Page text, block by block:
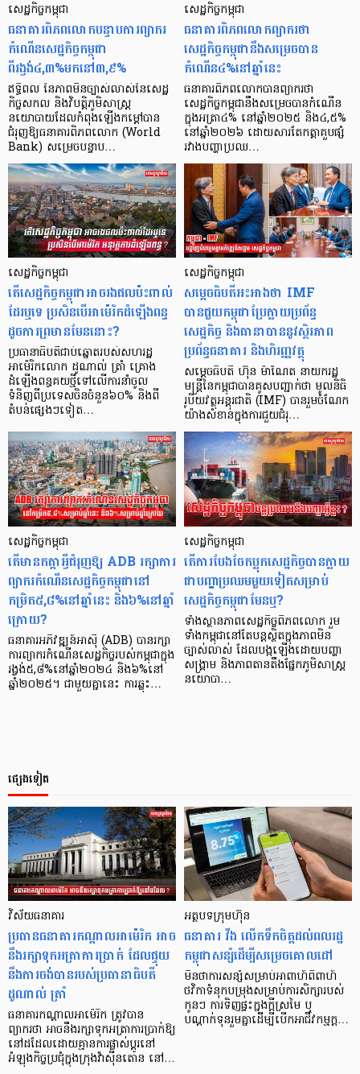
សេដ្ឋកិច្ចកម្ពុជា
ធនាគារពិភពលោកបន្ទាបការព្យាករ
កំណើនសេដ្ឋកិច្ចកម្ពុជា
ពីរង្វង់៤,៣%មកនៅ៣,៩%
ឥទ្ធិពល នៃភាពមិនច្បាស់លាស់នៃសេដ្ឋ
កិច្ចសកល និងវិបត្តិភូមិសាស្ត្រ
នយោបាយដែលកំពុងឡើងកម្ដៅបាន
ជំរុញឱ្យធនាគារពិភពលោក (World
Bank) សម្រេចបន្ទាប…
សេដ្ឋកិច្ចកម្ពុជា
ធនាគារពិភពលោកព្យាករថា
សេដ្ឋកិច្ចកម្ពុជានឹងសម្រេចបាន
កំណើន៤%នៅឆ្នាំនេះ
ធនាគារពិភពលោកបានព្យាករថា
សេដ្ឋកិច្ចកម្ពុជានឹងសម្រេចបានកំណើន
ក្នុងអត្រា៤% នៅឆ្នាំ២០២៥ និង៤,៥%
នៅឆ្នាំ២០២៦ ដោយសារតែកត្តាគួបផ្សំ
រវាងបញ្ហាប្រឈ…
សេដ្ឋកិច្ចកម្ពុជា
តើសេដ្ឋកិច្ចកម្ពុជាអាចរងផលប៉ះពាល់
ដែរឬទេ ប្រសិនបើអាម៉េរិកដំឡើងពន្ធ
ដូចការព្រមានមែននោះ?
ប្រធានាធិបតីជាប់ឆ្នោតរបស់សហរដ្ឋ
អាម៉េរិកលោក ដូណាល់ ត្រាំ គ្រោង
ដំឡើងពន្ធគយថ្មីទៅលើការនាំចូល
ទំនិញពីប្រទេសចិនចំនួន៦០% និងពី
តំបន់ផ្សេងៗទៀត…
សេដ្ឋកិច្ចកម្ពុជា
សម្តេចធិបតីអះអាងថា IMF
បានជួយកម្ពុជាប្រែក្លាយប្រព័ន្ធ
សេដ្ឋកិច្ច និងធានាបាននូវស្ថិរភាព
ប្រព័ន្ធធនាគារ និងហិរញ្ញវត្ថុ
សម្តេចធិបតី ហ៊ុន ម៉ាណែត នាយករដ្ឋ
មន្ត្រីនៃកម្ពុជាបានគូសបញ្ជាក់ថា មូលនិធិ
រូបិយវត្ថុអន្តរជាតិ (IMF) បានរួមចំណែក
យ៉ាងសំខាន់ក្នុងការជួយជំរុ…
សេដ្ឋកិច្ចកម្ពុជា
តើមានកត្តាអ្វីជំរុញឱ្យ ADB រក្សាការ
ព្យាករកំណើនសេដ្ឋកិច្ចកម្ពុជានៅ
កម្រិត៥,៨%នៅឆ្នាំនេះ និង៦%នៅឆ្នាំ
ក្រោយ?
ធនាគារអភិវឌ្ឍន៍អាស៊ី (ADB) បានរក្សា
ការព្យាករកំណើនសេដ្ឋកិច្ចរបស់កម្ពុជាក្នុង
រង្វង់៥,៨%នៅឆ្នាំ២០២៤ និង៦%នៅ
ឆ្នាំ២០២៥។ ជាមួយគ្នានេះ ការឆ្លុះ…
សេដ្ឋកិច្ចកម្ពុជា
តើការបែងចែកប្លុកសេដ្ឋកិច្ចបានក្លាយ
ជាបញ្ហាប្រឈមមួយទៀតសម្រាប់
សេដ្ឋកិច្ចកម្ពុជាមែនឬ?
ទាំងស្ថានភាពសេដ្ឋកិច្ចពិភពលោក រួម
ទាំងកម្ពុជានៅតែបន្តស្ថិតក្នុងភាពមិន
ច្បាស់លាស់ ដែលបង្កឡើងដោយបញ្ហា
សង្គ្រាម និងភាពតានតឹងផ្នែកភូមិសាស្ត្រ
នយោបា…
ផ្សេងទៀត
វិស័យធនាគារ
ប្រធានធនាគារកណ្ដាលអាម៉េរិក អាច
នឹងរក្សាទុកអត្រាការប្រាក់ ដែលផ្ទុយ
នឹងការចង់បានរបស់ប្រធានាធិបតី
ដូណាល់ ត្រាំ
ធនាគារកណ្ដាលអាម៉េរិក ត្រូវបាន
ព្យាករថា អាចនឹងរក្សាទុកអត្រាការប្រាក់ឱ្យ
នៅដដែលដោយគ្មានការផ្លាស់ប្ដូរនៅ
អំឡុងកិច្ចប្រជុំក្នុងក្រុងវ៉ាស៊ីនតោន នៅ…
អត្ថបទក្រុមហ៊ុន
ធនាគារ វីង លើកទឹកចិត្តដល់ពលរដ្ឋ
កម្ពុជាសន្សំដើម្បីសម្រេចគោលដៅ
មិនថាការសន្សំសម្រាប់អាពាហ៍ពិពាហ៍
ថវិកាទំនុកបម្រុងសម្រាប់ការសិក្សារបស់
កូនៗ ការទិញផ្ទះក្នុងក្តីស្រមៃ ឬ
បណ្តាក់ទុនរួមគ្នាដើម្បីបើកអាជីវកម្មក្ត…